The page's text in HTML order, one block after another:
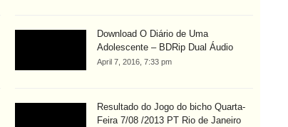
Download O Diário de Uma
Adolescente – BDRip Dual Áudio
April 7, 2016, 7:33 pm
Resultado do Jogo do bicho Quarta-
Feira 7/08 /2013 PT Rio de Janeiro